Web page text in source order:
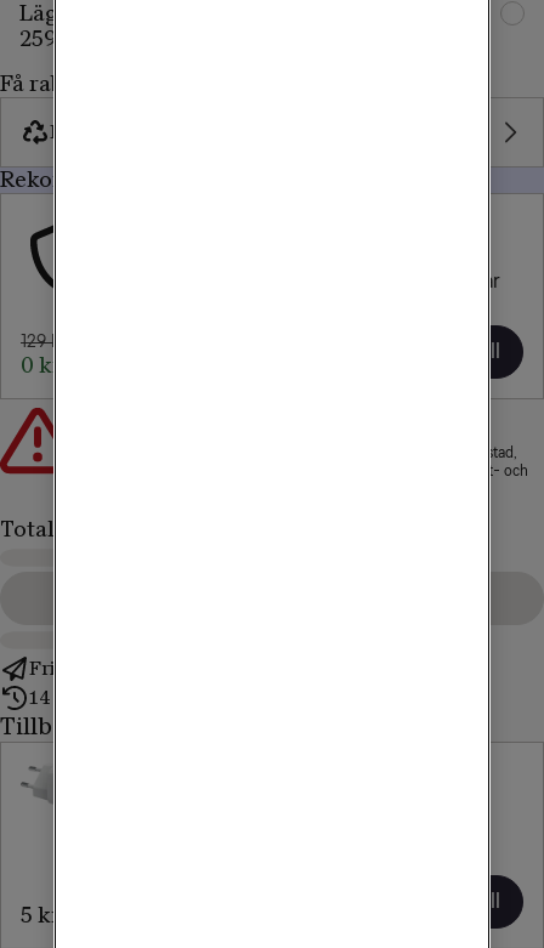
Lägg till familjemedlem
259 kr/mån
Få rabatt, byt in gamla mobilen
Byt in mobil
Rekommenderat för dig
Försäkra din nya mobil eller surfplatta och var
129 kr/mån
0 kr/mån i 1 mån
betalningsanmärkning. Det kan leda till svårigheter att få hyra bostad,
teckna abonnemang och få nya lån. För stöd, vänd dig till budget- och
Totalt
Fri frakt
14 dagars ångerrätt
Tillbehör till mobilen
5 kr/mån